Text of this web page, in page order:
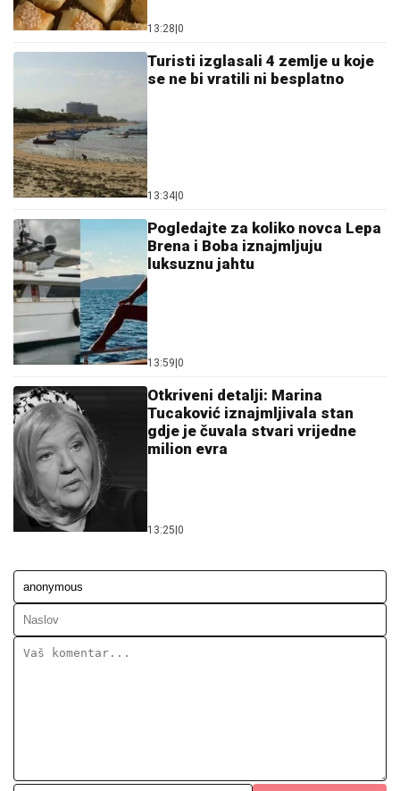
13:28 0
Turisti izglasali 4 zemlje u koje
se ne bi vratili ni besplatno
13:34 0
Pogledajte za koliko novca Lepa
Brena i Boba iznajmljuju
luksuznu jahtu
13:59 0
Otkriveni detalji: Marina
Tucaković iznajmljivala stan
gdje je čuvala stvari vrijedne
milion evra
13:25 0